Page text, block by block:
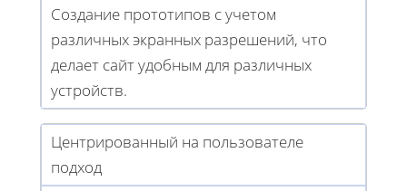
Создание прототипов с учетом
различных экранных разрешений, что
делает сайт удобным для различных
устройств.
Центрированный на пользователе
подход